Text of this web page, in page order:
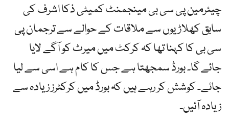
چیئرمین پی سی بی مینجمنٹ کمیٹی ذکا اشرف کی
سابق کھلاڑیوں سے ملاقات کے حوالے سے ترجمان پی
سی بی کا کہنا تھا کہ کرکٹ میں میرٹ کو آگے لایا
جائے گا۔ بورڈ سمجھتا ہے جس کا کام ہے اسی سے لیا
جائے۔ کوشش کر رہے ہیں کہ بورڈ میں کرکٹرز زیادہ سے
زیادہ آئیں۔